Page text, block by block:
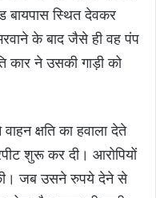
बायपास स्थित देवकर
के बाद जैसे ही वह पंप
कार ने उसकी गाड़ी को
क्षति का हवाला देते
शुरू कर दी। आरोपियों
जब उसने रुपये देने से